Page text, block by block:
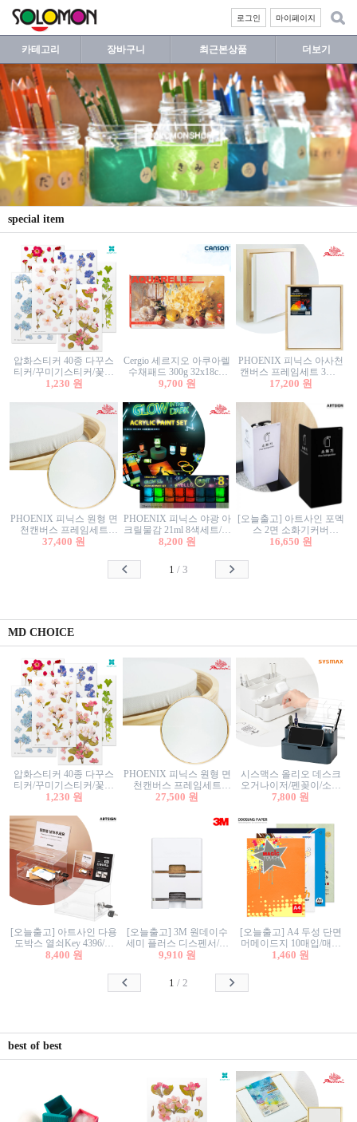
마이페이지
로그인
카테고리 장바구니 최근본상품 더보기
special item
압화스티커 40종 다꾸스
티커/꾸미기스티커/꽃스
티커/압화꽃책갈피/팬시
1,230 원
Cergio 세르지오 아쿠아렐
수채패드 300g 32x18cm
12매 1면제본
9,700 원
PHOENIX 피닉스 아사천
캔버스 프레임세트 3호F
27.3x22cm 캔버스와 올림
17,200 원
PHOENIX 피닉스 원형 면
천캔버스 프레임세트
40cm/원형캔버스/플로팅
37,400 원
PHOENIX 피닉스 야광 아
크릴물감 21ml 8색세트/야
광물감
8,200 원
[오늘출고] 아트사인 포멕
스 2면 소화기커버
1470/1471/소화기커버/소
함/소화기거치대/소화기
16,650 원
1 / 3
MD CHOICE
압화스티커 40종 다꾸스
티커/꾸미기스티커/꽃스
티커/압화꽃책갈피/팬시
1,230 원
PHOENIX 피닉스 원형 면
천캔버스 프레임세트
30cm/원형캔버스/플로팅
27,500 원
시스맥스 올리오 데스크
오거나이저/펜꽂이/소품
꽂이/소품함/정리함/수납
7,800 원
[오늘출고] 아트사인 다용
도박스 열쇠Key 4396/투
표함/건의함/모금함/응모
8,400 원
[오늘출고] 3M 원데이수
세미 플러스 디스펜서/소
프트수세미5매+강력수세
9,910 원
[오늘출고] A4 두성 단면
머메이드지 10매입/매직
터치/색지/색상지/색복사
칼라색지/고급복사지
1,460 원
1 / 2
best of best